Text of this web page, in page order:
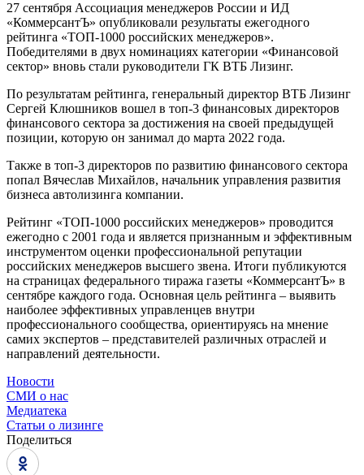
27 сентября Ассоциация менеджеров России и ИД
«КоммерсантЪ» опубликовали результаты ежегодного
рейтинга «ТОП-1000 российских менеджеров».
Победителями в двух номинациях категории «Финансовой
сектор» вновь стали руководители ГК ВТБ Лизинг.
По результатам рейтинга, генеральный директор ВТБ Лизинг
Сергей Клюшников вошел в топ-3 финансовых директоров
финансового сектора за достижения на своей предыдущей
позиции, которую он занимал до марта 2022 года.
Также в топ-3 директоров по развитию финансового сектора
попал Вячеслав Михайлов, начальник управления развития
бизнеса автолизинга компании.
Рейтинг «ТОП-1000 российских менеджеров» проводится
ежегодно с 2001 года и является признанным и эффективным
инструментом оценки профессиональной репутации
российских менеджеров высшего звена. Итоги публикуются
на страницах федерального тиража газеты «КоммерсантЪ» в
сентябре каждого года. Основная цель рейтинга – выявить
наиболее эффективных управленцев внутри
профессионального сообщества, ориентируясь на мнение
самих экспертов – представителей различных отраслей и
направлений деятельности.
Новости
СМИ о нас
Медиатека
Статьи о лизинге
Поделиться